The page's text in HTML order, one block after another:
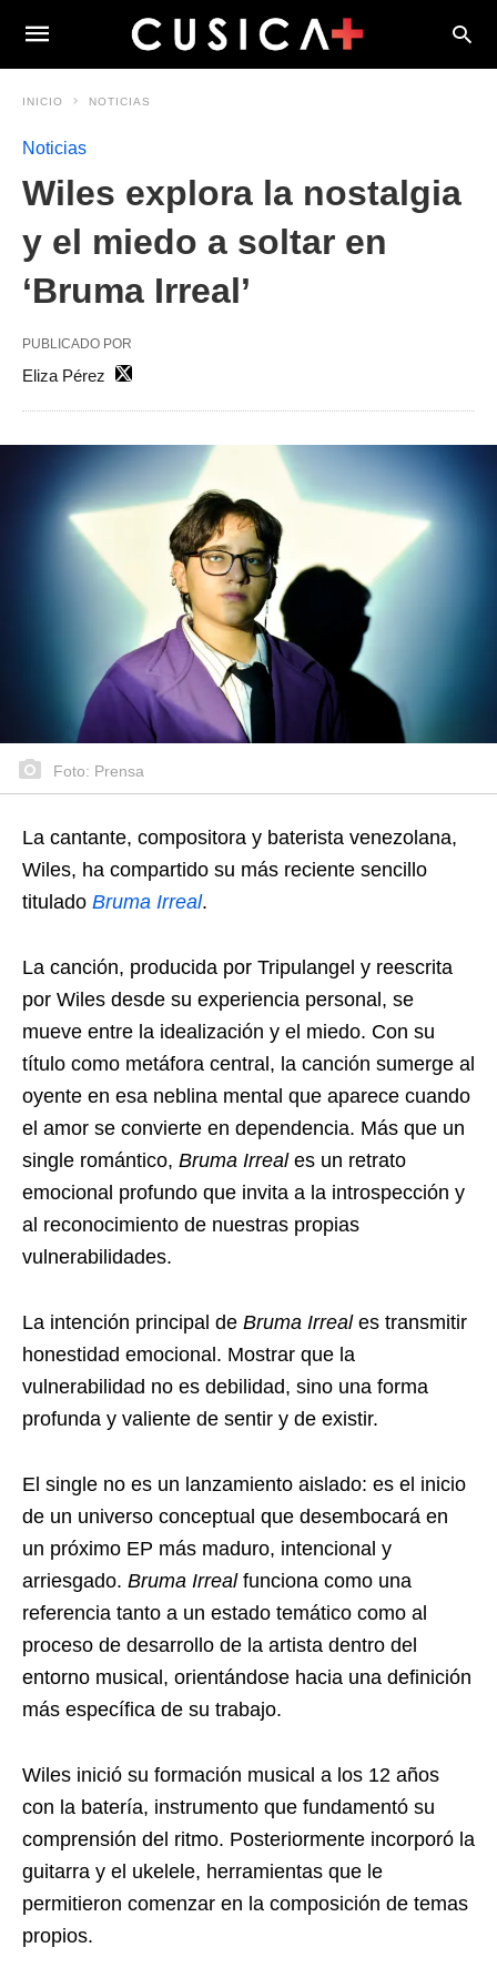
INICIO NOTICIAS
Noticias
Wiles explora la nostalgia
y el miedo a soltar en
‘Bruma Irreal’
PUBLICADO POR
Eliza Pérez
Foto: Prensa
La cantante, compositora y baterista venezolana,
Wiles, ha compartido su más reciente sencillo
titulado Bruma Irreal.
La canción, producida por Tripulangel y reescrita
por Wiles desde su experiencia personal, se
mueve entre la idealización y el miedo. Con su
título como metáfora central, la canción sumerge al
oyente en esa neblina mental que aparece cuando
el amor se convierte en dependencia. Más que un
single romántico, Bruma Irreales un retrato
emocional profundo que invita a la introspección y
al reconocimiento de nuestras propias
vulnerabilidades.
La intención principal de Bruma Irreal es transmitir
honestidad emocional. Mostrar que la
vulnerabilidad no es debilidad, sino una forma
profunda y valiente de sentir y de existir.
El single no es un lanzamiento aislado: es el inicio
de un universo conceptual que desembocará en
un próximo EP más maduro, intencional y
arriesgado. Bruma Irrealfunciona como una
referencia tanto a un estado temático como al
proceso de desarrollo de la artista dentro del
entorno musical, orientándose hacia una definición
más específica de su trabajo.
Wiles inició su formación musical a los 12 años
con la batería, instrumento que fundamentó su
comprensión del ritmo. Posteriormente incorporó la
guitarra y el ukelele, herramientas que le
permitieron comenzar en la composición de temas
propios.